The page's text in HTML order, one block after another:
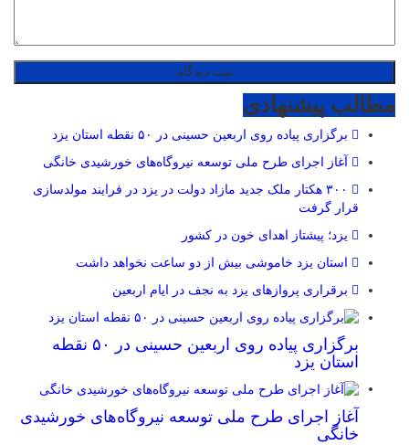
مطالب پیشنهادی
برگزاری پیاده روی اربعین حسینی در ۵۰ نقطه استان یزد
آغاز اجرای طرح ملی توسعه نیروگاه‌های خورشیدی خانگی
۳۰۰ هکتار ملک جدید مازاد دولت در یزد در فرایند مولدسازی
قرار گرفت
یزد؛ پیشتاز اهدای خون در کشور
استان یزد خاموشی بیش از دو ساعت نخواهد داشت
برقراری پرواز‌های یزد به نجف در ایام اربعین
برگزاری پیاده روی اربعین حسینی در ۵۰ نقطه
استان یزد
آغاز اجرای طرح ملی توسعه نیروگاه‌های خورشیدی
خانگی